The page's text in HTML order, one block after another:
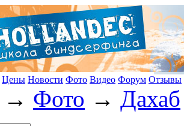
Цены Новости Фото Видео Форум Отзывы
→ Фото → Дахаб